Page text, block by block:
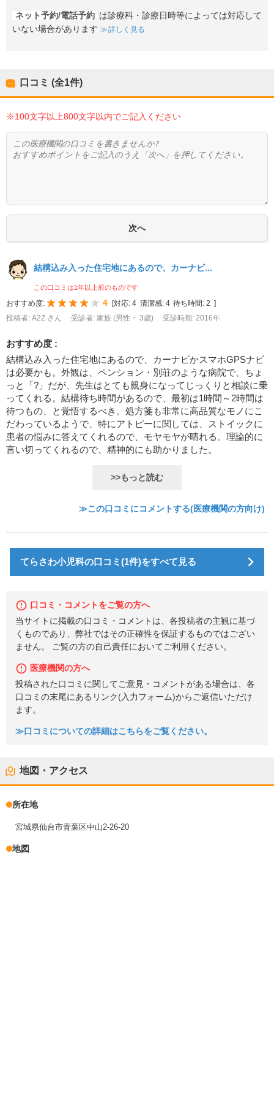
ネット予約/電話予約 は診療科・診療日時等によっては対応して
いない場合があります
詳しく見る
口コミ (全1件)
※100文字以上800文字以内でご記入ください
結構込み入った住宅地にあるので、カーナビ...
この口コミは1年以上前のものです
おすすめ度: 4 対応: 4 清潔感: 4 待ち時間: 2
投稿者: A2Z さん
受診者: 家族 (男性・ 3歳) 受診時期: 2016年
おすすめ度 :
結構込み入った住宅地にあるので、カーナビかスマホGPSナビ
は必要かも。外観は、ペンション・別荘のような病院で、ちょ
っと「?」だが、先生はとても親身になってじっくりと相談に乗
ってくれる。結構待ち時間があるので、最初は1時間～2時間は
待つもの、と覚悟するべき。処方箋も非常に高品質なモノにこ
だわっているようで、特にアトピーに関しては、ストイックに
患者の悩みに答えてくれるので、モヤモヤが晴れる。理論的に
言い切ってくれるので、精神的にも助かりました。
>>もっと読む
≫この口コミにコメントする(医療機関の方向け)
てらさわ小児科の口コミ(1件)をすべて見る
口コミ・コメントをご覧の方へ
当サイトに掲載の口コミ・コメントは、各投稿者の主観に基づ
くものであり、弊社ではその正確性を保証するものではござい
ません。 ご覧の方の自己責任においてご利用ください。
医療機関の方へ
投稿された口コミに関してご意見・コメントがある場合は、各
口コミの末尾にあるリンク(入力フォーム)からご返信いただけ
ます。
≫口コミについての詳細はこちらをご覧ください。
地図・アクセス
所在地
宮城県仙台市青葉区中山2-26-20
地図